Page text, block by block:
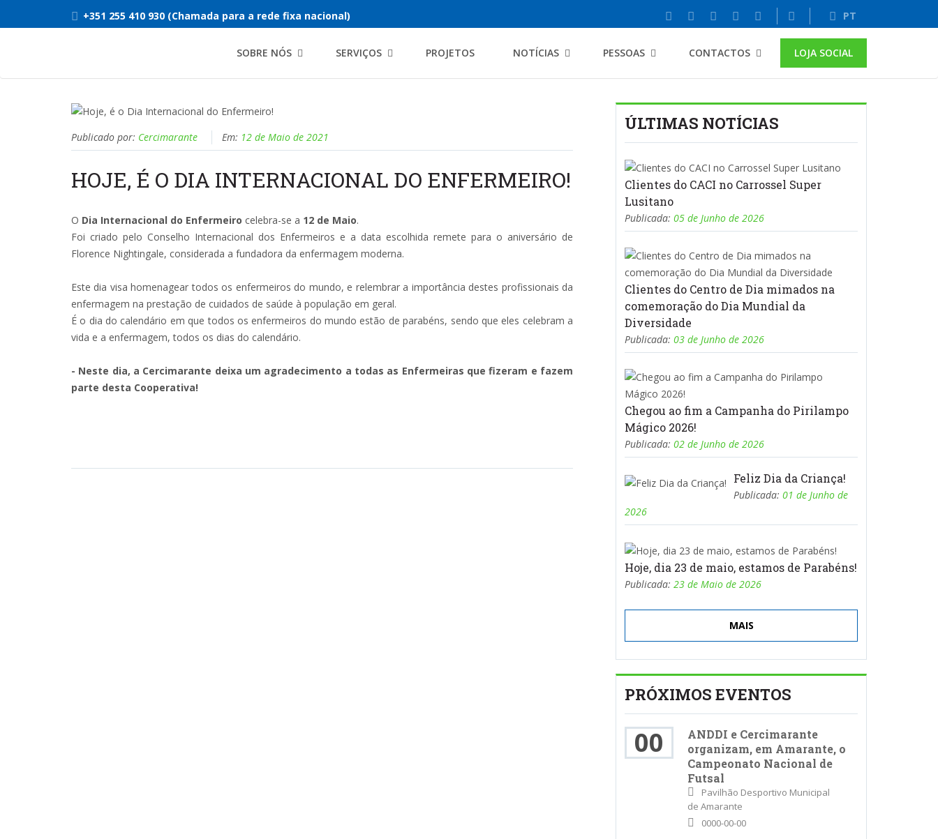
+351 255 410 930 (Chamada para a rede fixa nacional) PT
SOBRE NÓS SERVIÇOS PROJETOS NOTÍCIAS PESSOAS CONTACTOS LOJA SOCIAL
Publicado por: Cercimarante Em: 12 de Maio de 2021
HOJE, É O DIA INTERNACIONAL DO ENFERMEIRO!
O Dia Internacional do Enfermeiro celebra-se a 12 de Maio.
Foi criado pelo Conselho Internacional dos Enfermeiros e a data escolhida remete para o aniversário de
Florence Nightingale, considerada a fundadora da enfermagem moderna.
Este dia visa homenagear todos os enfermeiros do mundo, e relembrar a importância destes profissionais da
enfermagem na prestação de cuidados de saúde à população em geral.
É o dia do calendário em que todos os enfermeiros do mundo estão de parabéns, sendo que eles celebram a
vida e a enfermagem, todos os dias do calendário.
- Neste dia, a Cercimarante deixa um agradecimento a todas as Enfermeiras que fizeram e fazem
parte desta Cooperativa!
ÚLTIMAS NOTÍCIAS
Clientes do CACI no Carrossel Super
Lusitano
Publicada: 05 de Junho de 2026
Clientes do Centro de Dia mimados na
comemoração do Dia Mundial da
Diversidade
Publicada: 03 de Junho de 2026
Chegou ao fim a Campanha do Pirilampo
Mágico 2026!
Publicada: 02 de Junho de 2026
Feliz Dia da Criança!
Publicada: 01 de Junho de
2026
Hoje, dia 23 de maio, estamos de Parabéns!
Publicada: 23 de Maio de 2026
MAIS
PRÓXIMOS EVENTOS
00
ANDDI e Cercimarante
organizam, em Amarante, o
Campeonato Nacional de
Futsal
Pavilhão Desportivo Municipal
de Amarante
0000-00-00